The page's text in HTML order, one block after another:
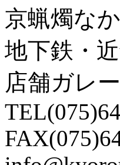
京蝋燭な
地下鉄・
店舗ガレ